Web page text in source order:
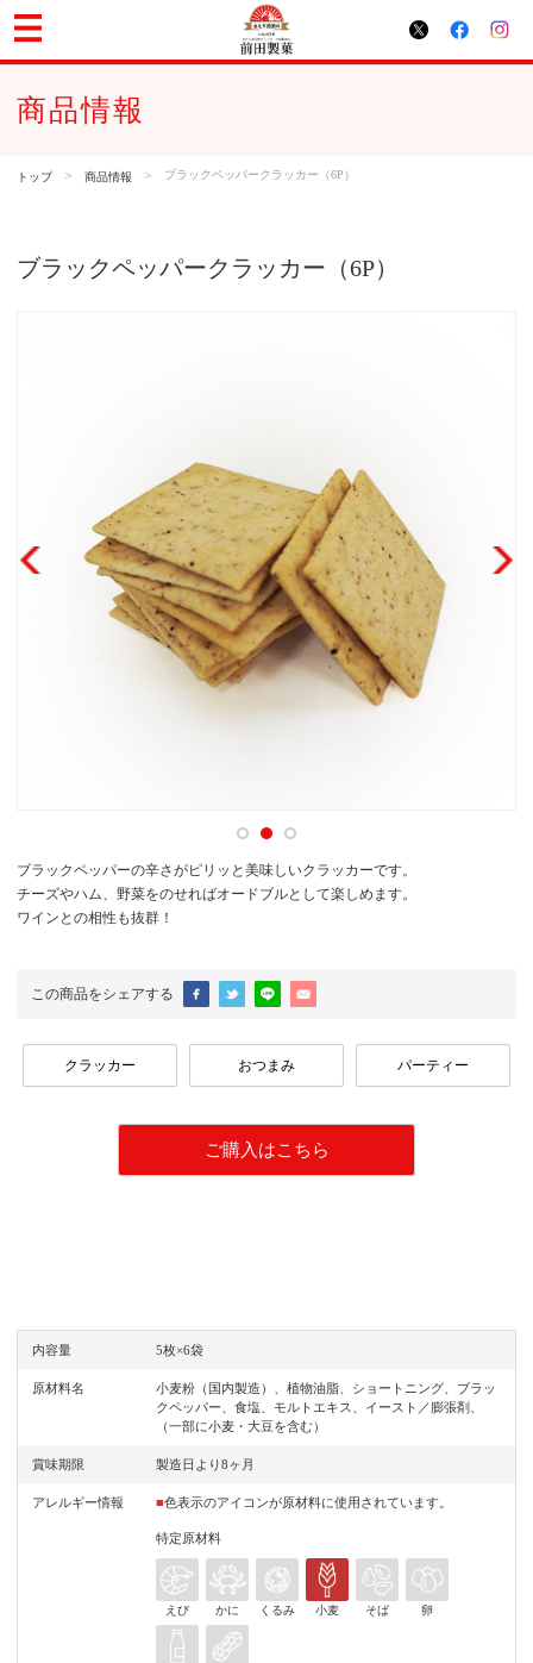
商品情報
トップ > 商品情報 > ブラックペッパークラッカー（6P）
ブラックペッパークラッカー（6P）
ブラックペッパーの辛さがピリッと美味しいクラッカーです。
チーズやハム、野菜をのせればオードブルとして楽しめます。
ワインとの相性も抜群！
この商品をシェアする
クラッカー おつまみ パーティー
ご購入はこちら
内容量 5枚×6袋
原材料名
小麦粉（国内製造）、植物油脂、ショートニング、ブラッ
クペッパー、食塩、モルトエキス、イースト／膨張剤、
（一部に小麦・大豆を含む）
賞味期限 製造日より8ヶ月
アレルギー情報 ■色表示のアイコンが原材料に使用されています。
特定原材料
えび かに くるみ 小麦 そば 卵